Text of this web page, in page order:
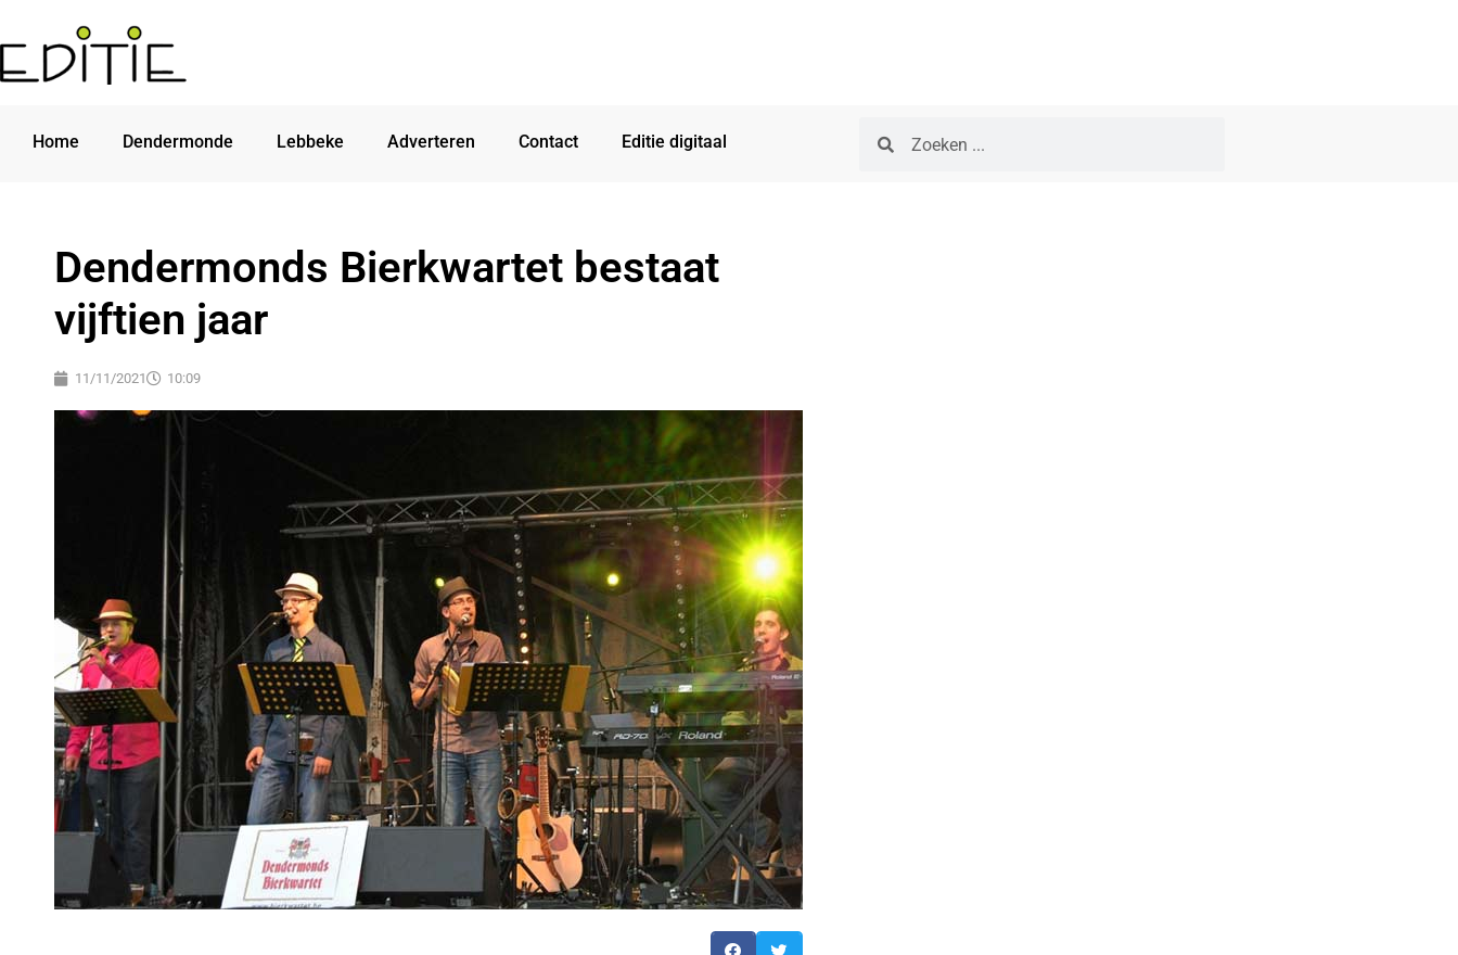
Home Dendermonde Lebbeke Adverteren Contact Editie digitaal
Dendermonds Bierkwartet bestaat
vijftien jaar
11/11/2021 10:09